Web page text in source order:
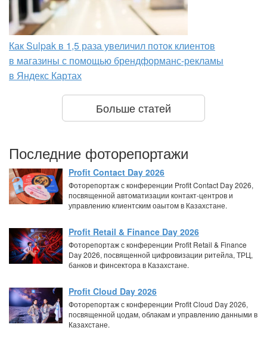
Как Sulpak в 1,5 раза увеличил поток клиентов
в магазины с помощью брендформанс-рекламы
в Яндекс Картах
Больше статей
Последние фоторепортажи
Profit Contact Day 2026
Фоторепортаж с конференции Profit Contact Day 2026,
посвященной автоматизации контакт-центров и
управлению клиентским оаытом в Казахстане.
Profit Retail & Finance Day 2026
Фоторепортаж с конференции Profit Retail & Finance
Day 2026, посвященной цифровизации ритейла, ТРЦ,
банков и финсектора в Казахстане.
Profit Cloud Day 2026
Фоторепортаж с конференции Profit Cloud Day 2026,
посвященной цодам, облакам и управлению данными в
Казахстане.